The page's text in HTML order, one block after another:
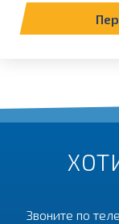
Звоните по